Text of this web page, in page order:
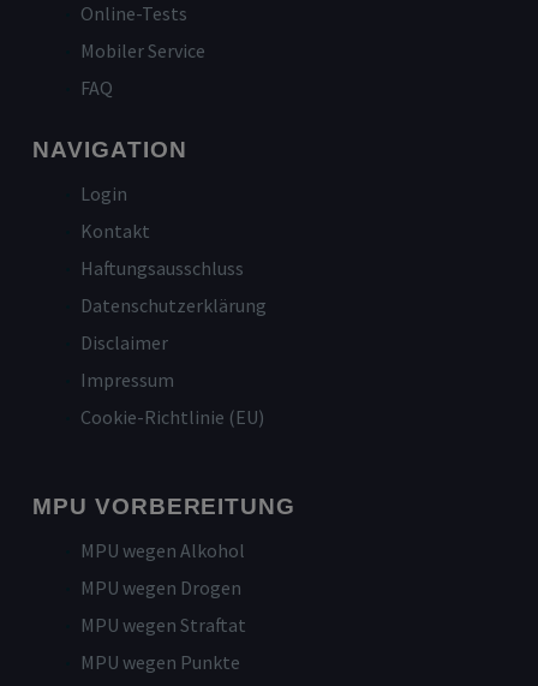
Online-Tests
Mobiler Service
FAQ
NAVIGATION
Login
Kontakt
Haftungsausschluss
Datenschutzerklärung
Disclaimer
Impressum
Cookie-Richtlinie (EU)
MPU VORBEREITUNG
MPU wegen Alkohol
MPU wegen Drogen
MPU wegen Straftat
MPU wegen Punkte